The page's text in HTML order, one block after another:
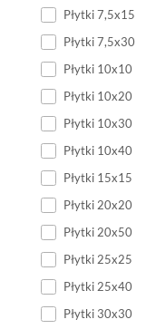
Płytki 7,5x15
Płytki 7,5x30
Płytki 10x10
Płytki 10x20
Płytki 10x30
Płytki 10x40
Płytki 15x15
Płytki 20x20
Płytki 20x50
Płytki 25x25
Płytki 25x40
Płytki 30x30